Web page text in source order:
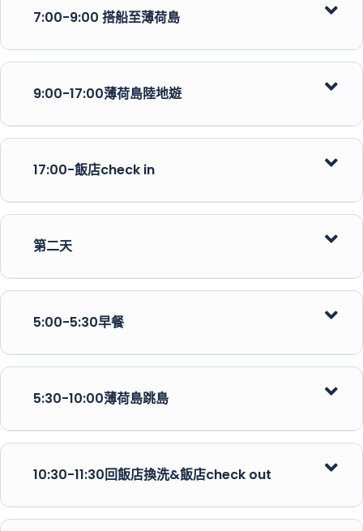
7:00-9:00 搭船至薄荷島
9:00-17:00薄荷島陸地遊
-巧克力山
-ATV&空中飛人(自費項目)
-竹筏吊橋
17:00-飯店check in
第二天
5:00-5:30早餐
5:30-10:00薄荷島跳島
10:30-11:30回飯店換洗&飯店check out